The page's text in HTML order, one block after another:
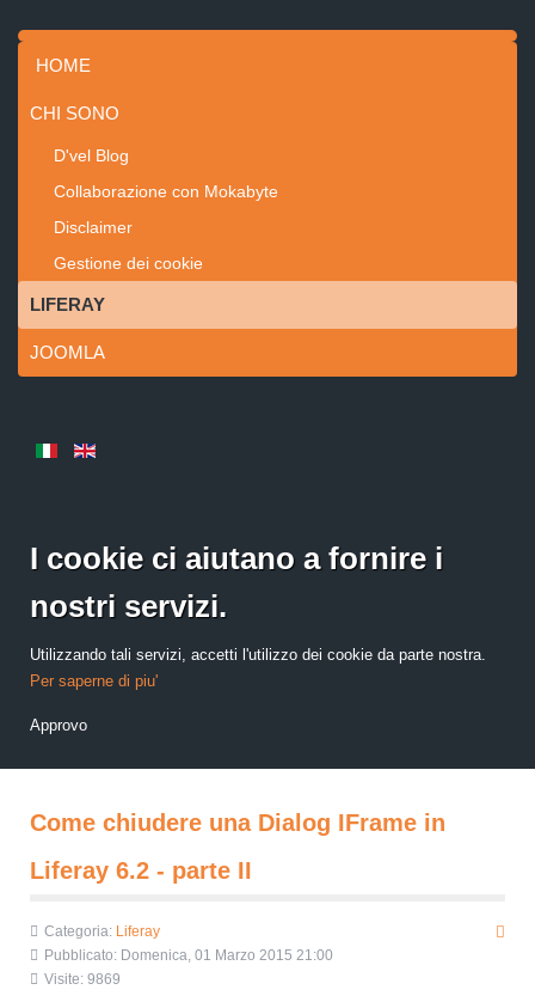
HOME
CHI SONO
D'vel Blog
Collaborazione con Mokabyte
Disclaimer
Gestione dei cookie
LIFERAY
JOOMLA
I cookie ci aiutano a fornire i
nostri servizi.
Utilizzando tali servizi, accetti l'utilizzo dei cookie da parte nostra.
Per saperne di piu'
Approvo
Come chiudere una Dialog IFrame in
Liferay 6.2 - parte II
Categoria: Liferay
Pubblicato: Domenica, 01 Marzo 2015 21:00
Visite: 9869